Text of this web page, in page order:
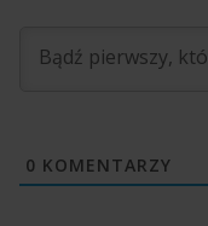
0 KOMENTARZY